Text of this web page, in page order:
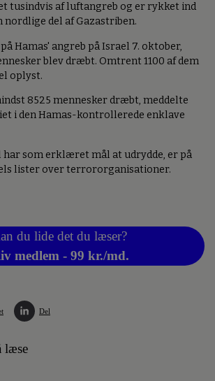
tusindvis af luftangreb og er rykket ind
nordlige del af Gazastriben.
Hamas' angreb på Israel 7. oktober,
blev dræbt. Omtrent 1100 af dem
oplyst.
8525 mennesker dræbt, meddelte
i den Hamas-kontrollerede enklave
har som erklæret mål at udrydde, er på
lister over terrororganisationer.
du lide det du læser?
medlem - 99 kr./md.
Del
læse